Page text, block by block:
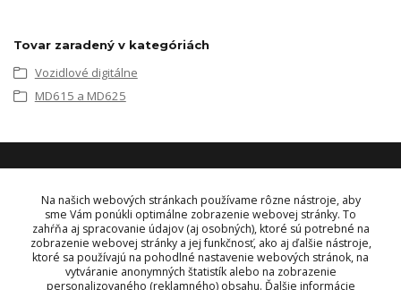
Tovar zaradený v kategóriách
Vozidlové digitálne
MD615 a MD625
KONTAKT
OBJEDNÁVKY A INFORMÁCIE
+421 948 229 224
info@vysielacky.com
Na našich webových stránkach používame rôzne nástroje, aby
sme Vám ponúkli optimálne zobrazenie webovej stránky. To
zahŕňa aj spracovanie údajov (aj osobných), ktoré sú potrebné na
zobrazenie webovej stránky a jej funkčnosť, ako aj ďalšie nástroje,
ktoré sa používajú na pohodlné nastavenie webových stránok, na
vytváranie anonymných štatistík alebo na zobrazenie
personalizovaného (reklamného) obsahu. Ďalšie informácie